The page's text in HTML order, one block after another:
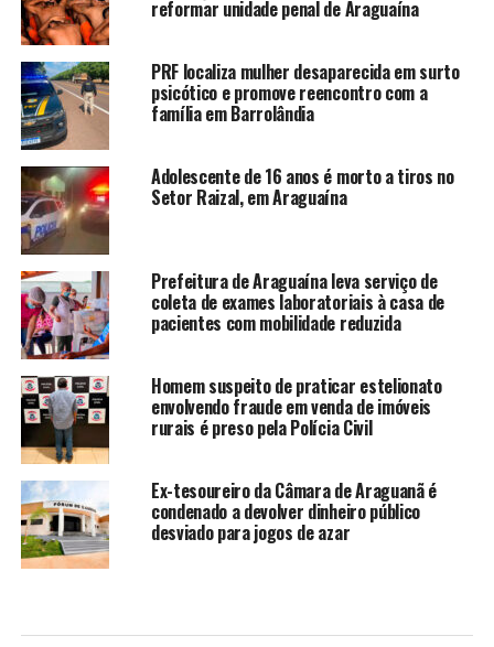
reformar unidade penal de Araguaína
PRF localiza mulher desaparecida em surto
psicótico e promove reencontro com a
família em Barrolândia
Adolescente de 16 anos é morto a tiros no
Setor Raizal, em Araguaína
Prefeitura de Araguaína leva serviço de
coleta de exames laboratoriais à casa de
pacientes com mobilidade reduzida
Homem suspeito de praticar estelionato
envolvendo fraude em venda de imóveis
rurais é preso pela Polícia Civil
Ex-tesoureiro da Câmara de Araguanã é
condenado a devolver dinheiro público
desviado para jogos de azar